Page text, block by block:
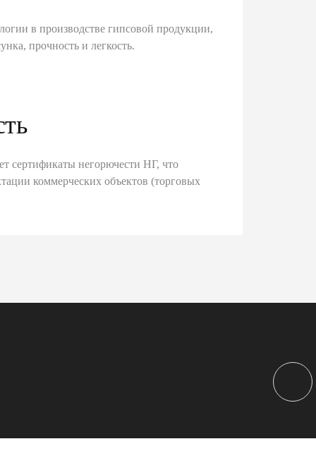
в производстве гипсовой продукции,
прочность и легкость.
сертификаты негорючести НГ, что
коммерческих объектов (торговых